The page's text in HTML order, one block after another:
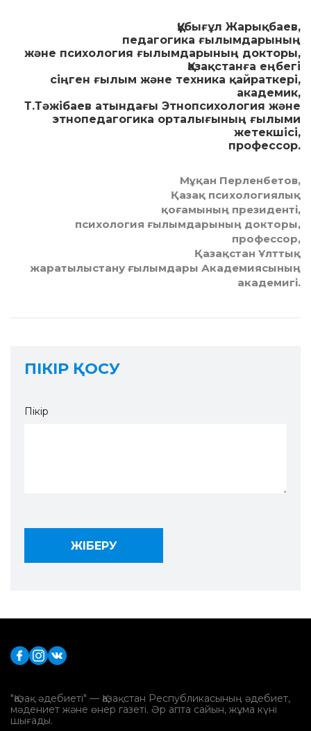
Құбығұл Жарықбаев,
педагогика ғылымдарының
және психология ғылымдарының докторы,
Қазақстанға еңбегі
сіңген ғылым және техника қайраткері,
академик,
Т.Тәжібаев атындағы Этнопсихология және
этнопедагогика орталығының ғылыми
жетекшісі,
профессор.
Мұқан Перленбетов,
Қазақ психологиялық
қоғамының президенті,
психология ғылымдарының докторы,
профессор,
Қазақстан Ұлттық
жаратылыс­тану ғылымдары Академиясының
академигі.
ПІКІР ҚОСУ
Пікір
"Қазақ әдебиеті" — Қазақстан Республикасының әдебиет,
мәдениет және өнер газеті. Әр апта сайын, жұма күні
шығады.